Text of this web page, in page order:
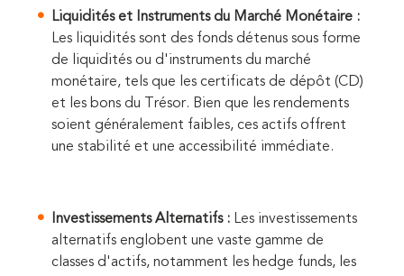
Liquidités et Instruments du Marché Monétaire :
Les liquidités sont des fonds détenus sous forme
de liquidités ou d'instruments du marché
monétaire, tels que les certificats de dépôt (CD)
et les bons du Trésor. Bien que les rendements
soient généralement faibles, ces actifs offrent
une stabilité et une accessibilité immédiate.
Investissements Alternatifs : Les investissements
alternatifs englobent une vaste gamme de
classes d'actifs, notamment les hedge funds, les